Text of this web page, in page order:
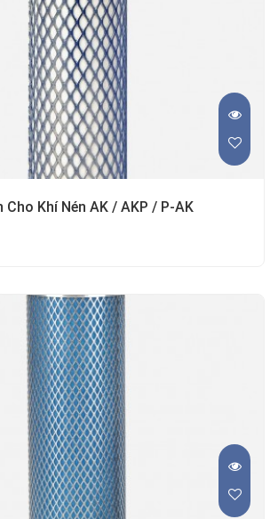
Khí Nén AK / AKP / P-AK